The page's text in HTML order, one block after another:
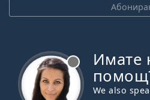
Имате
We also